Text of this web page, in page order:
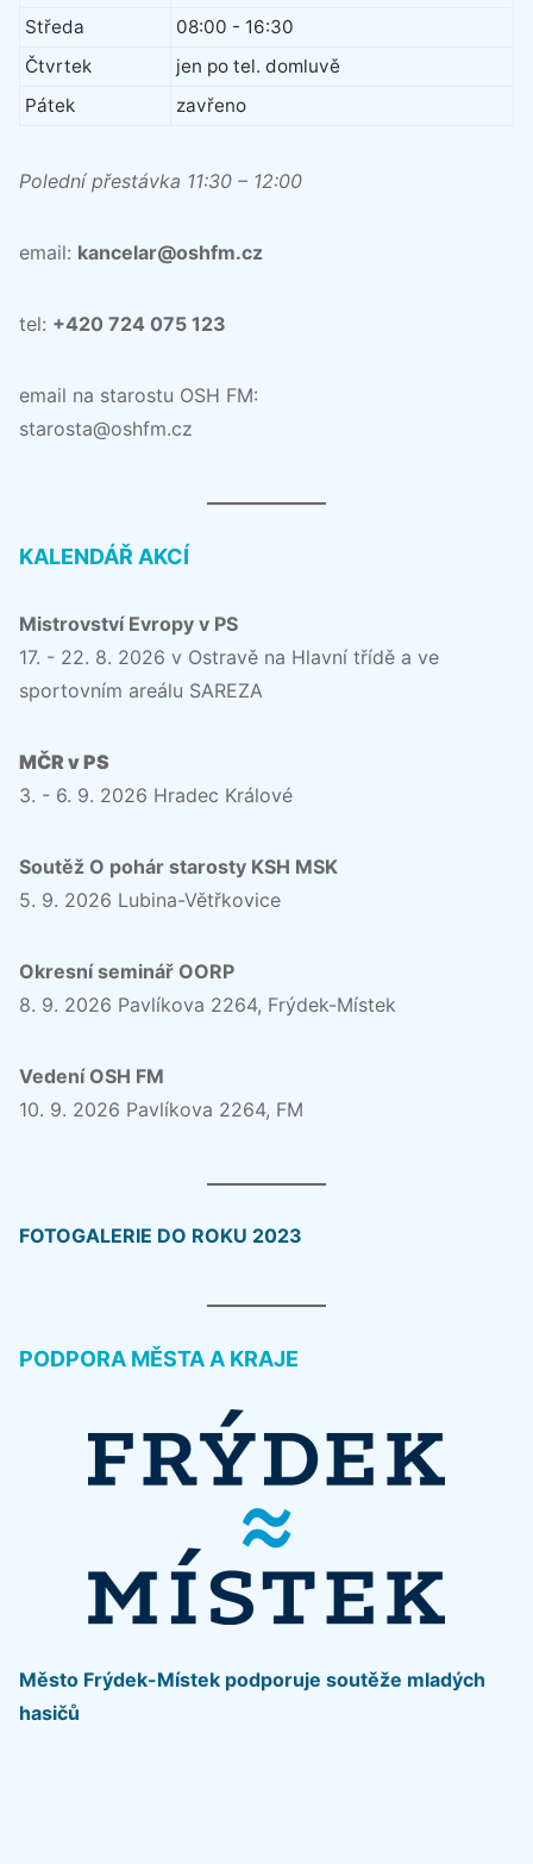
Středa
08:00 - 16:30
Čtvrtek
jen po tel. domluvě
Pátek
zavřeno
Polední přestávka 11:30 – 12:00
email: kancelar@oshfm.cz
tel: +420 724 075 123
email na starostu OSH FM:
starosta@oshfm.cz
KALENDÁŘ AKCÍ
Mistrovství Evropy v PS
17. - 22. 8. 2026 v Ostravě na Hlavní třídě a ve
sportovním areálu SAREZA
MČR v PS
3. - 6. 9. 2026 Hradec Králové
Soutěž O pohár starosty KSH MSK
5. 9. 2026 Lubina-Větřkovice
Okresní seminář OORP
8. 9. 2026 Pavlíkova 2264, Frýdek-Místek
Vedení OSH FM
10. 9. 2026 Pavlíkova 2264, FM
FOTOGALERIE DO ROKU 2023
PODPORA MĚSTA A KRAJE
Město Frýdek-Místek podporuje soutěže mladých
hasičů